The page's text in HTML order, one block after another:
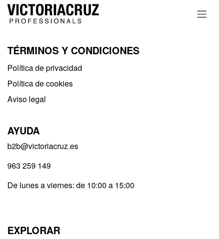
Ir al contenido
TÉRMINOS Y CONDICIONES
Política de privacidad​
Política de cookies
Aviso legal
AYUDA
b2b@victoriacruz.es
963 259 149
De lunes a viernes: de 10:00 a 15:00
EXPLORAR